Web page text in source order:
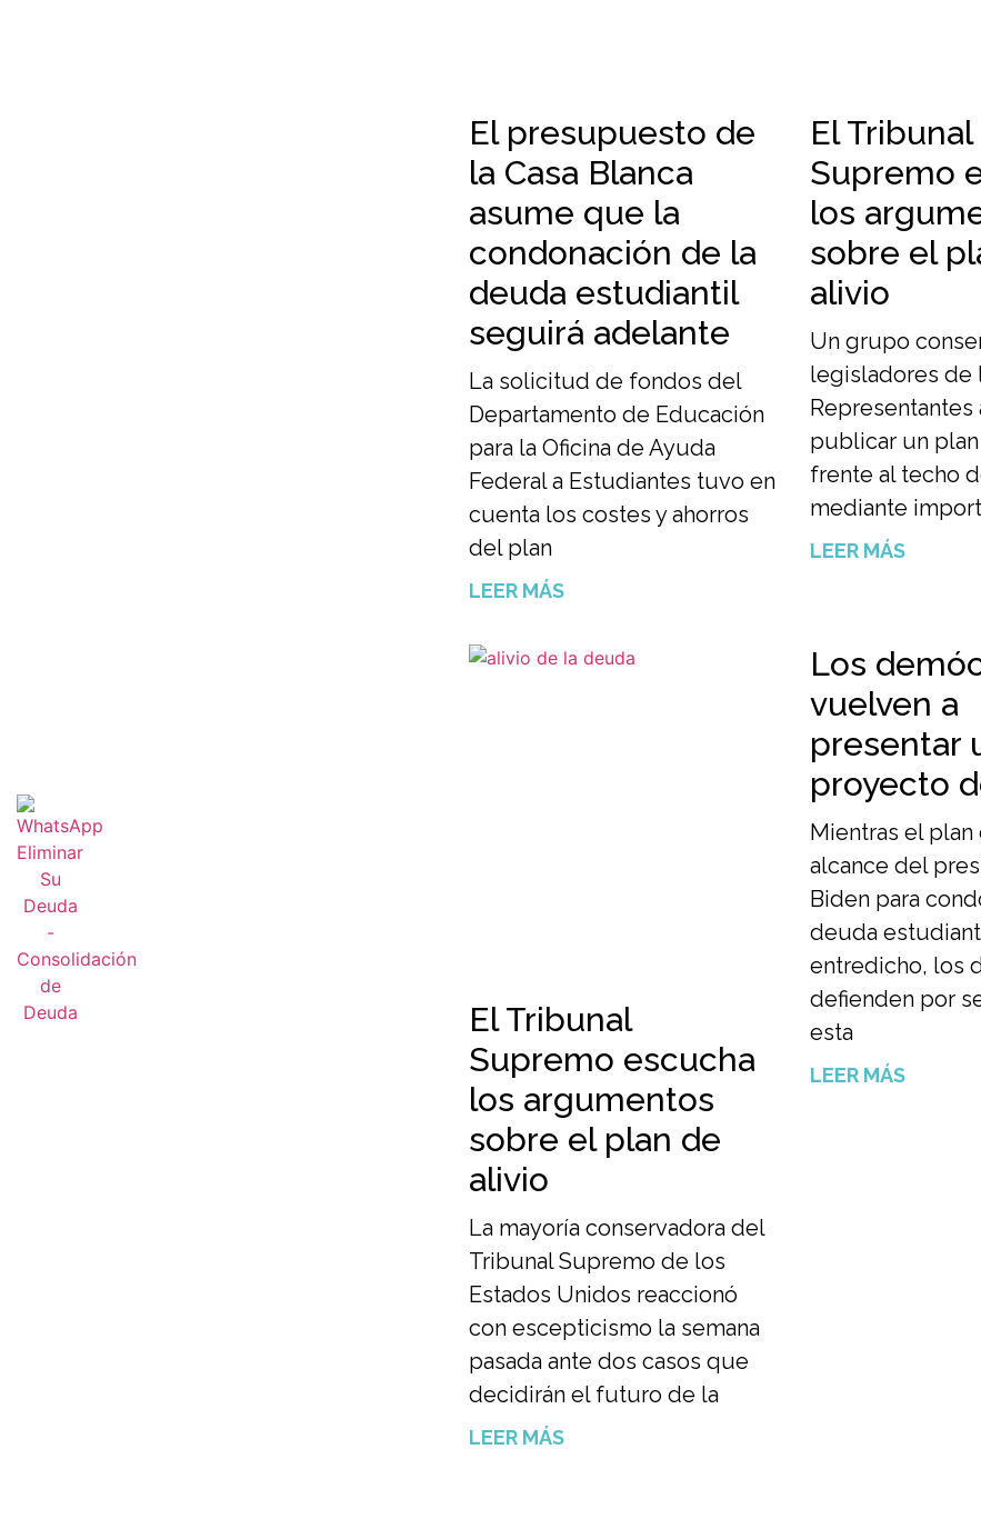
El presupuesto de
la Casa Blanca
asume que la
condonación de la
deuda estudiantil
seguirá adelante
La solicitud de fondos del
Departamento de Educación
para la Oficina de Ayuda
Federal a Estudiantes tuvo en
cuenta los costes y ahorros
del plan
LEER MÁS
El Tribunal
Supremo
los
sobre el
alivio
Un grupo
legisladores de
Representantes
publicar un
frente al techo
mediante
LEER MÁS
El Tribunal
Supremo escucha
los argumentos
sobre el plan de
alivio
La mayoría conservadora del
Tribunal Supremo de los
Estados Unidos reaccionó
con escepticismo la semana
pasada ante dos casos que
decidirán el futuro de la
LEER MÁS
Los
vuelven a
presentar
proyecto
Mientras el plan
alcance del
Biden para
deuda
entredicho, los
defienden por
esta
LEER MÁS